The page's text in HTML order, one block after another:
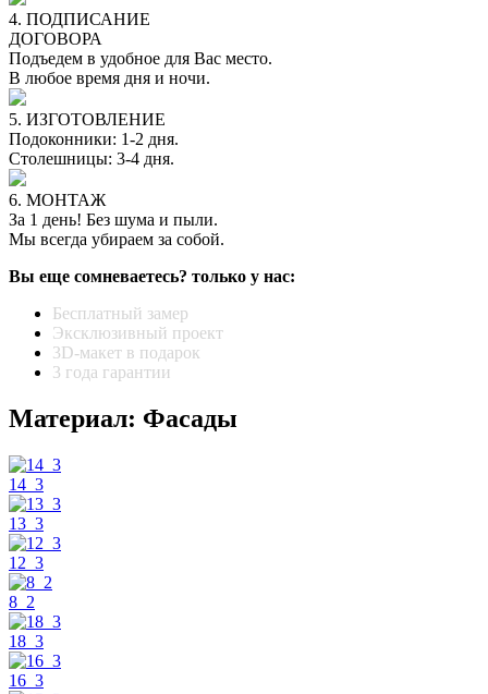
4. ПОДПИСАНИЕ
ДОГОВОРА
Подъедем в удобное для Вас место.
В любое время дня и ночи.
5. ИЗГОТОВЛЕНИЕ
Подоконники: 1-2 дня.
Столешницы: 3-4 дня.
6. МОНТАЖ
За 1 день! Без шума и пыли.
Мы всегда убираем за собой.
Вы еще сомневаетесь? только у нас:
Бесплатный замер
Эксклюзивный проект
3D-макет в подарок
3 года гарантии
Материал: Фасады
14_3
13_3
12_3
8_2
18_3
16_3